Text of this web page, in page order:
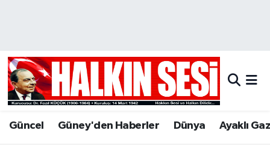
Güncel Güney'den Haberler Dünya Ayaklı
Hava Durumu
Trafik Durumu